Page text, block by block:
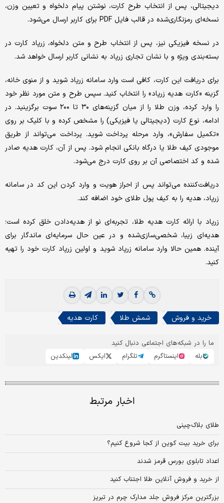
دیجیتالی، پس از انتخاب طرح کارت، نوشتن پیام دلخواه و تعیین وزن،
نسخه‌ای رمزنگاری‌شده در قالب فایل PDF برای کاربر ارسال می‌شود.
در نسخه فیزیکی نیز، پس از انتخاب طرح و متن دلخواه، زرپاد کارت در
بسته‌بندی ویژه و با نشان تجاری زرپاد به نشانی کاربر ارسال خواهد شد.
برای دریافت این کارت، کافی است وارد سامانه زرپاد شوید و از منوی خانه،
گزینه «کارت هدیه زرپاد» را انتخاب کنید. سپس طرح و متن مورد نظر خود
را وارد کرده، وزن طلا را از میان گزینه‌های ۳۰ تا ۲۰۰ سوت برگزینید. در
ادامه، نوع کارت (دیجیتالی یا فیزیکی) را مشخص کرده و با کلیک بر روی
«تکمیل سفارش»، وارد مرحله پرداخت شوید. پرداخت می‌تواند از طریق
موجودی کیف طلا یا درگاه بانکی انجام شود. پس از آن، کارت هدیه صادر
شده و کد اختصاصی آن بر روی کارت درج می‌شود.
دریافت‌کننده می‌تواند پس از احراز هویت و وارد کردن این کد در سامانه
زرپاد، هدیه را به کیف پول طلای خود اضافه کند.
زرپاد با ارائه کارت هدیه طلا، تجربه‌ای نو از هدیه‌دادن خلق کرده است؛
هدیه‌ای زیبا، شخصی‌سازی‌شده و در عین حال سرمایه‌ای ماندگار برای
آینده. همین حالا وارد سامانه زرپاد شوید و اولین زرپاد کارت خود را تهیه
کنید.
خرید و فروش شمش طلا کارت هدیه
ما را در شبکه‌های اجتماعی دنبال کنید
بله
اینستاگرم تلگرام ایکس لینکدین
اخبار مرتبط
طلای بلاک‌چینی
برای خرید بیت کوین از کجا شروع کنیم؟
اعداد تابلوی بورس قرمز شدند
از خرید و فروش آنلاین طلا اجتناب کنید
بزرگترین مرکز فروش ‌جلد مدارک چرم در تبریز